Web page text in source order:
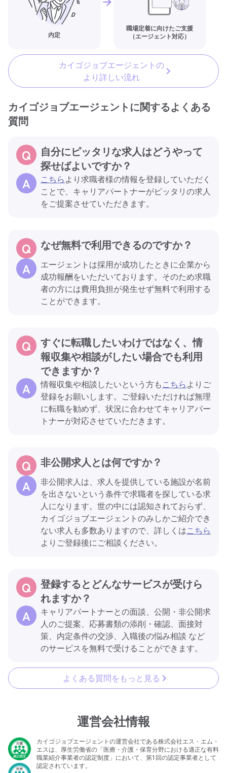
内定
職場定着に向けたご支援
（エージェント対応）
カイゴジョブエージェントの
より詳しい流れ
カイゴジョブエージェントに関するよくある
質問
自分にピッタリな求人はどうやって
探せばよいですか？
こちらより求職者様の情報を登録していただく
ことで、キャリアパートナーがピッタリの求人
をご提案させていただきます。
なぜ無料で利用できるのですか？
エージェントは採用が成功したときに企業から
成功報酬をいただいております。そのため求職
者の方には費用負担が発生せず無料で利用する
ことができます。
すぐに転職したいわけではなく、情
報収集や相談がしたい場合でも利用
できますか？
情報収集や相談したいという方もこちらよりご
登録をお願いします。ご登録いただければ無理
に転職を勧めず、状況に合わせてキャリアパー
トナーが対応させていただきます。
非公開求人とは何ですか？
非公開求人は、求人を提供している施設が名前
を出さないという条件で求職者を探している求
人になります。世の中には認知されておらず、
カイゴジョブエージェントのみしかご紹介でき
ない求人も多数ありますので、詳しくはこちら
よりご登録後にご相談ください。
登録するとどんなサービスが受けら
れますか？
キャリアパートナーとの面談、公開・非公開求
人のご提案、応募書類の添削・確認、面接対
策、内定条件の交渉、入職後の悩み相談 など
のサービスを無料で受けることができます。
よくある質問をもっと見る
運営会社情報
カイゴジョブエージェントの運営会社である株式会社エス・エム・
エスは、厚生労働省の「医療・介護・保育分野における適正な有料
職業紹介事業者の認定制度」において、第1回の認定事業者として
認定されています。